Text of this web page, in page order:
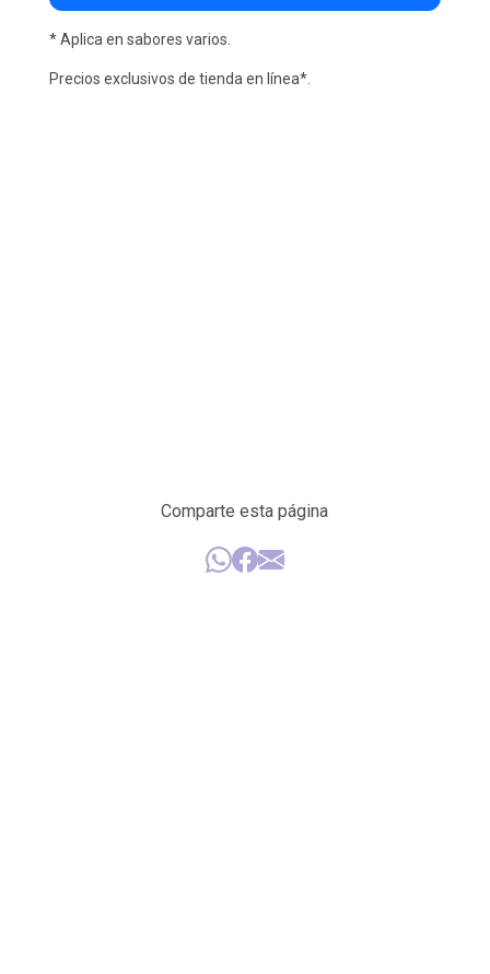
* Aplica en sabores varios.
Precios exclusivos de tienda en línea*.
Comparte esta página